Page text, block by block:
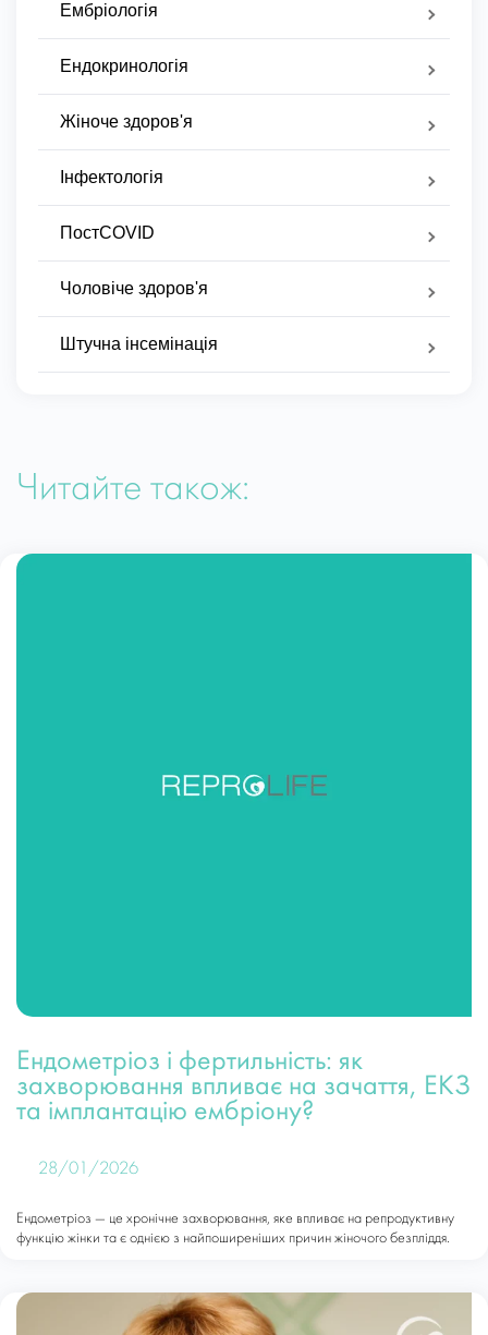
Ембріологія
Ендокринологія
Жіноче здоров'я
Інфектологія
ПостCOVID
Чоловіче здоров'я
Штучна інсемінація
Читайте також:
Ендометріоз і фертильність: як
захворювання впливає на зачаття, ЕКЗ
та імплантацію ембріону?
28/01/2026
Ендометріоз — це хронічне захворювання, яке впливає на репродуктивну
функцію жінки та є однією з найпоширеніших причин жіночого безпліддя.